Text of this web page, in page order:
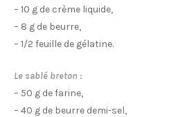
– 10 g de crème liquide,
– 8 g de beurre,
– 1/2 feuille de gélatine.
Le sablé breton :
– 50 g de farine,
– 40 g de beurre demi-sel,